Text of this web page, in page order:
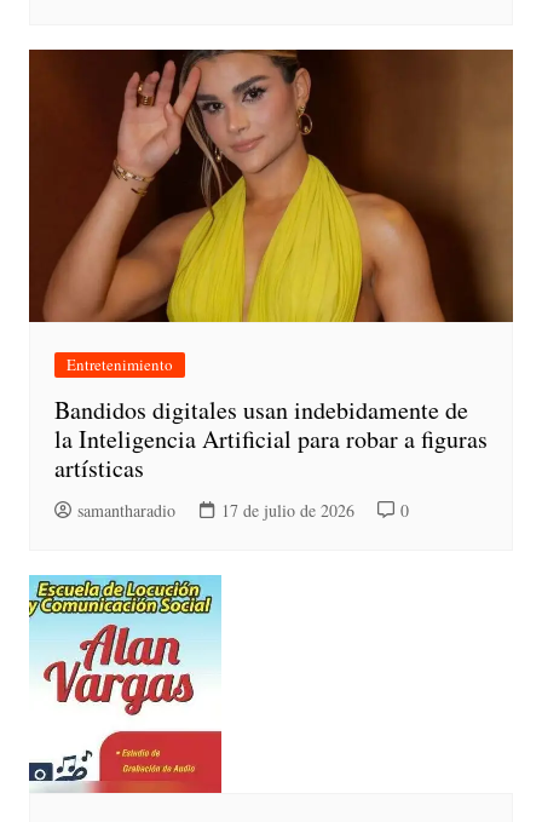
Entretenimiento
Bandidos digitales usan indebidamente de
la Inteligencia Artificial para robar a figuras
artísticas
samantharadio 17 de julio de 2026 0